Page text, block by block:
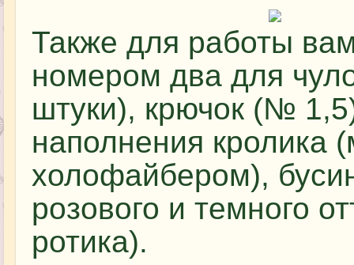
Также для работы
номером два для
штуки), крючок (№
наполнения кролика
холофайбером),
розового и темного
ротика).